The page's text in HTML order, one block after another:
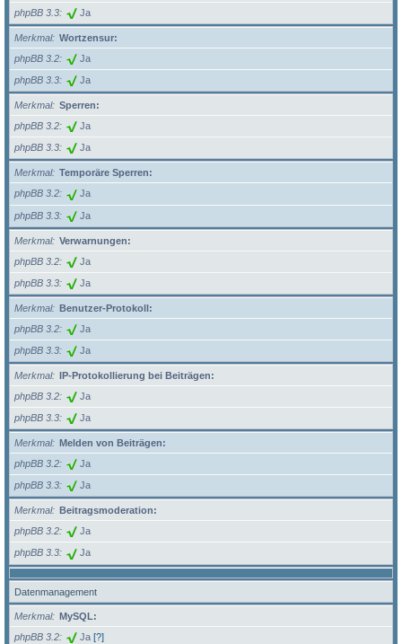
phpBB 3.3 Ja
Merkmal
Wortzensur:
phpBB 3.2
Ja
phpBB 3.3 Ja
Merkmal
Sperren:
phpBB 3.2
Ja
phpBB 3.3 Ja
Merkmal
Temporäre Sperren:
phpBB 3.2
Ja
phpBB 3.3 Ja
Merkmal
Verwarnungen:
phpBB 3.2
Ja
phpBB 3.3 Ja
Merkmal
Benutzer-Protokoll:
phpBB 3.2
Ja
phpBB 3.3 Ja
Merkmal
IP-Protokollierung bei Beiträgen:
phpBB 3.2
Ja
phpBB 3.3 Ja
Merkmal
Melden von Beiträgen:
phpBB 3.2
Ja
phpBB 3.3 Ja
Merkmal
Beitragsmoderation:
phpBB 3.2
Ja
phpBB 3.3 Ja
Datenmanagement
Merkmal
MySQL:
phpBB 3.2
Ja [?]